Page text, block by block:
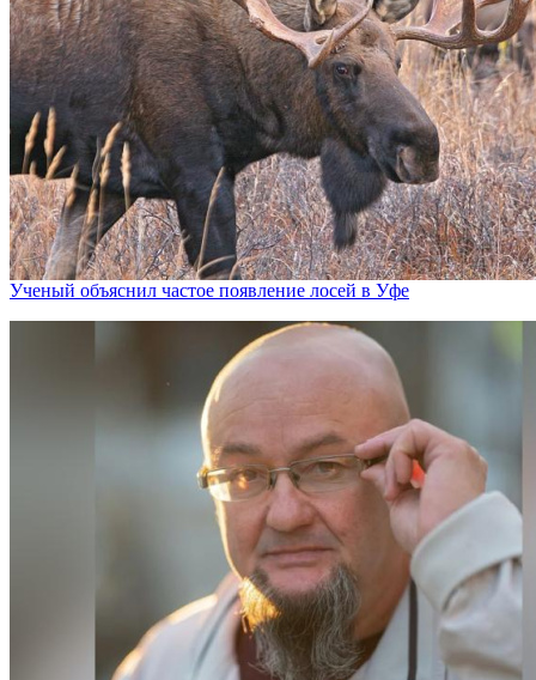
Ученый объяснил частое появление лосей в Уфе